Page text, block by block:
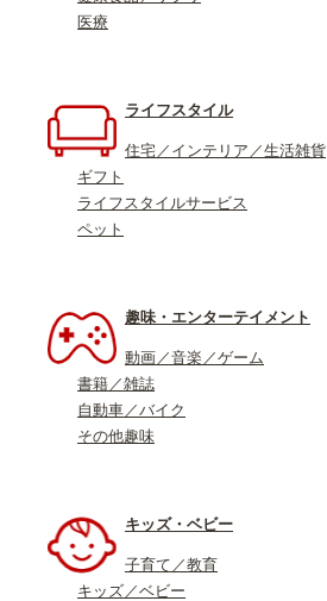
医療
ライフスタイル
住宅／インテリア／生活雑貨
ギフト
ライフスタイルサービス
ペット
趣味・エンターテイメント
動画／音楽／ゲーム
書籍／雑誌
自動車／バイク
その他趣味
キッズ・ベビー
子育て／教育
キッズ／ベビー